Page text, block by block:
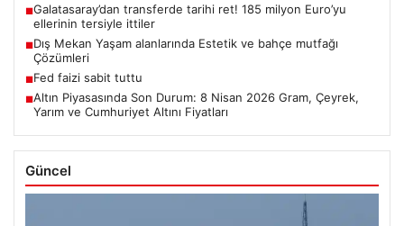
■Galatasaray’dan transferde tarihi ret! 185 milyon Euro’yu
ellerinin tersiyle ittiler
■Dış Mekan Yaşam alanlarında Estetik ve bahçe mutfağı
Çözümleri
■Fed faizi sabit tuttu
■Altın Piyasasında Son Durum: 8 Nisan 2026 Gram, Çeyrek,
Yarım ve Cumhuriyet Altını Fiyatları
Güncel